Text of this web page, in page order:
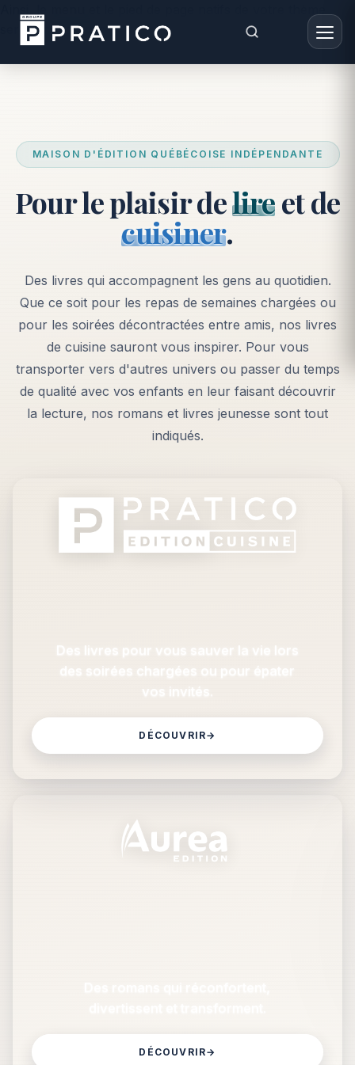
seront conservés. -->
MAISON D'ÉDITION QUÉBÉCOISE INDÉPENDANTE
Pour le plaisir delireet de
cuisiner.
Des livres qui accompagnent les gens au quotidien.
Que ce soit pour les repas de semaines chargées ou
pour les soirées décontractées entre amis, nos livres
de cuisine sauront vous inspirer. Pour vous
transporter vers d'autres univers ou passer du temps
de qualité avec vos enfants en leur faisant découvrir
la lecture, nos romans et livres jeunesse sont tout
indiqués.
Des livres pour vous sauver la vie lors
des soirées chargées ou pour épater
vos invités.
DÉCOUVRIR→
DÉCOUVRIR→